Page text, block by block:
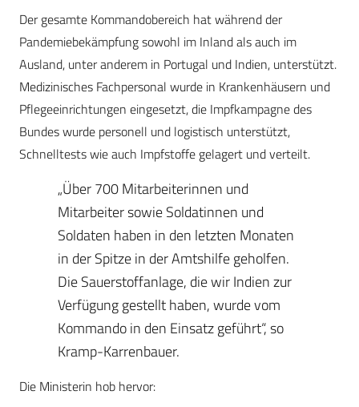
Der gesamte Kommandobereich hat während der
Pandemiebekämpfung sowohl im Inland als auch im
Ausland, unter anderem in Portugal und Indien, unterstützt.
Medizinisches Fachpersonal wurde in Krankenhäusern und
Pflegeeinrichtungen eingesetzt, die Impfkampagne des
Bundes wurde personell und logistisch unterstützt,
Schnelltests wie auch Impfstoffe gelagert und verteilt.
„Über 700 Mitarbeiterinnen und
Mitarbeiter sowie Soldatinnen und
Soldaten haben in den letzten Monaten
in der Spitze in der Amtshilfe geholfen.
Die Sauerstoffanlage, die wir Indien zur
Verfügung gestellt haben, wurde vom
Kommando in den Einsatz geführt“, so
Kramp-Karrenbauer.
Die Ministerin hob hervor: